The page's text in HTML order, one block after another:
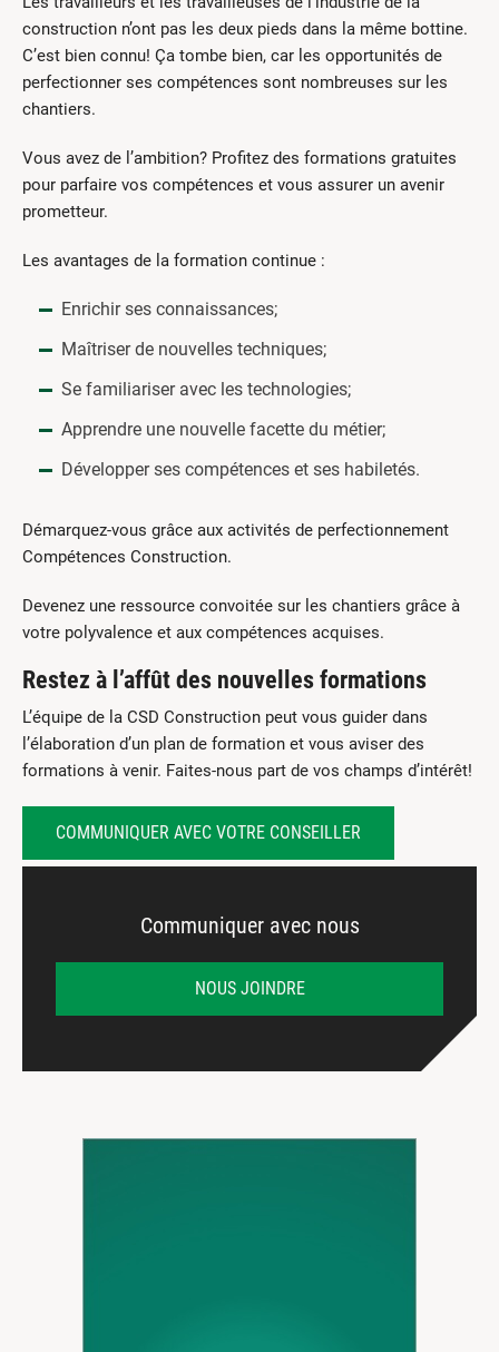
construction n’ont pas les deux pieds dans la même bottine.
C’est bien connu! Ça tombe bien, car les opportunités de
perfectionner ses compétences sont nombreuses sur les
chantiers.
Vous avez de l’ambition? Profitez des formations gratuites
pour parfaire vos compétences et vous assurer un avenir
prometteur.
Les avantages de la formation continue :
Enrichir ses connaissances;
Maîtriser de nouvelles techniques;
Se familiariser avec les technologies;
Apprendre une nouvelle facette du métier;
Développer ses compétences et ses habiletés.
Démarquez-vous grâce aux activités de perfectionnement
Compétences Construction.
Devenez une ressource convoitée sur les chantiers grâce à
votre polyvalence et aux compétences acquises.
Restez à l’affût des nouvelles formations
L’équipe de la CSD Construction peut vous guider dans
l’élaboration d’un plan de formation et vous aviser des
formations à venir. Faites-nous part de vos champs d’intérêt!
COMMUNIQUER AVEC VOTRE CONSEILLER
Communiquer avec nous
NOUS JOINDRE